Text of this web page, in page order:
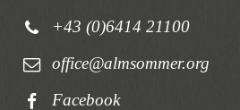
+43 (0)6414 21100
office@almsommer.org
Facebook